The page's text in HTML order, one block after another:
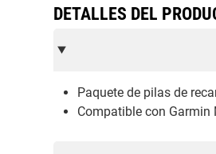
DETALLES DEL
Paquete de pilas de
Compatible con Garmin